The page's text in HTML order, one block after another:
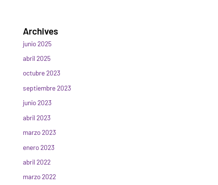
Archives
junio 2025
abril 2025
octubre 2023
septiembre 2023
junio 2023
abril 2023
marzo 2023
enero 2023
abril 2022
marzo 2022